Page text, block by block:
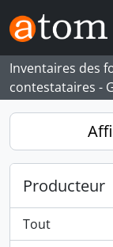
Skip to main content
Inventaires des
contestataires -
Producteur
Tout